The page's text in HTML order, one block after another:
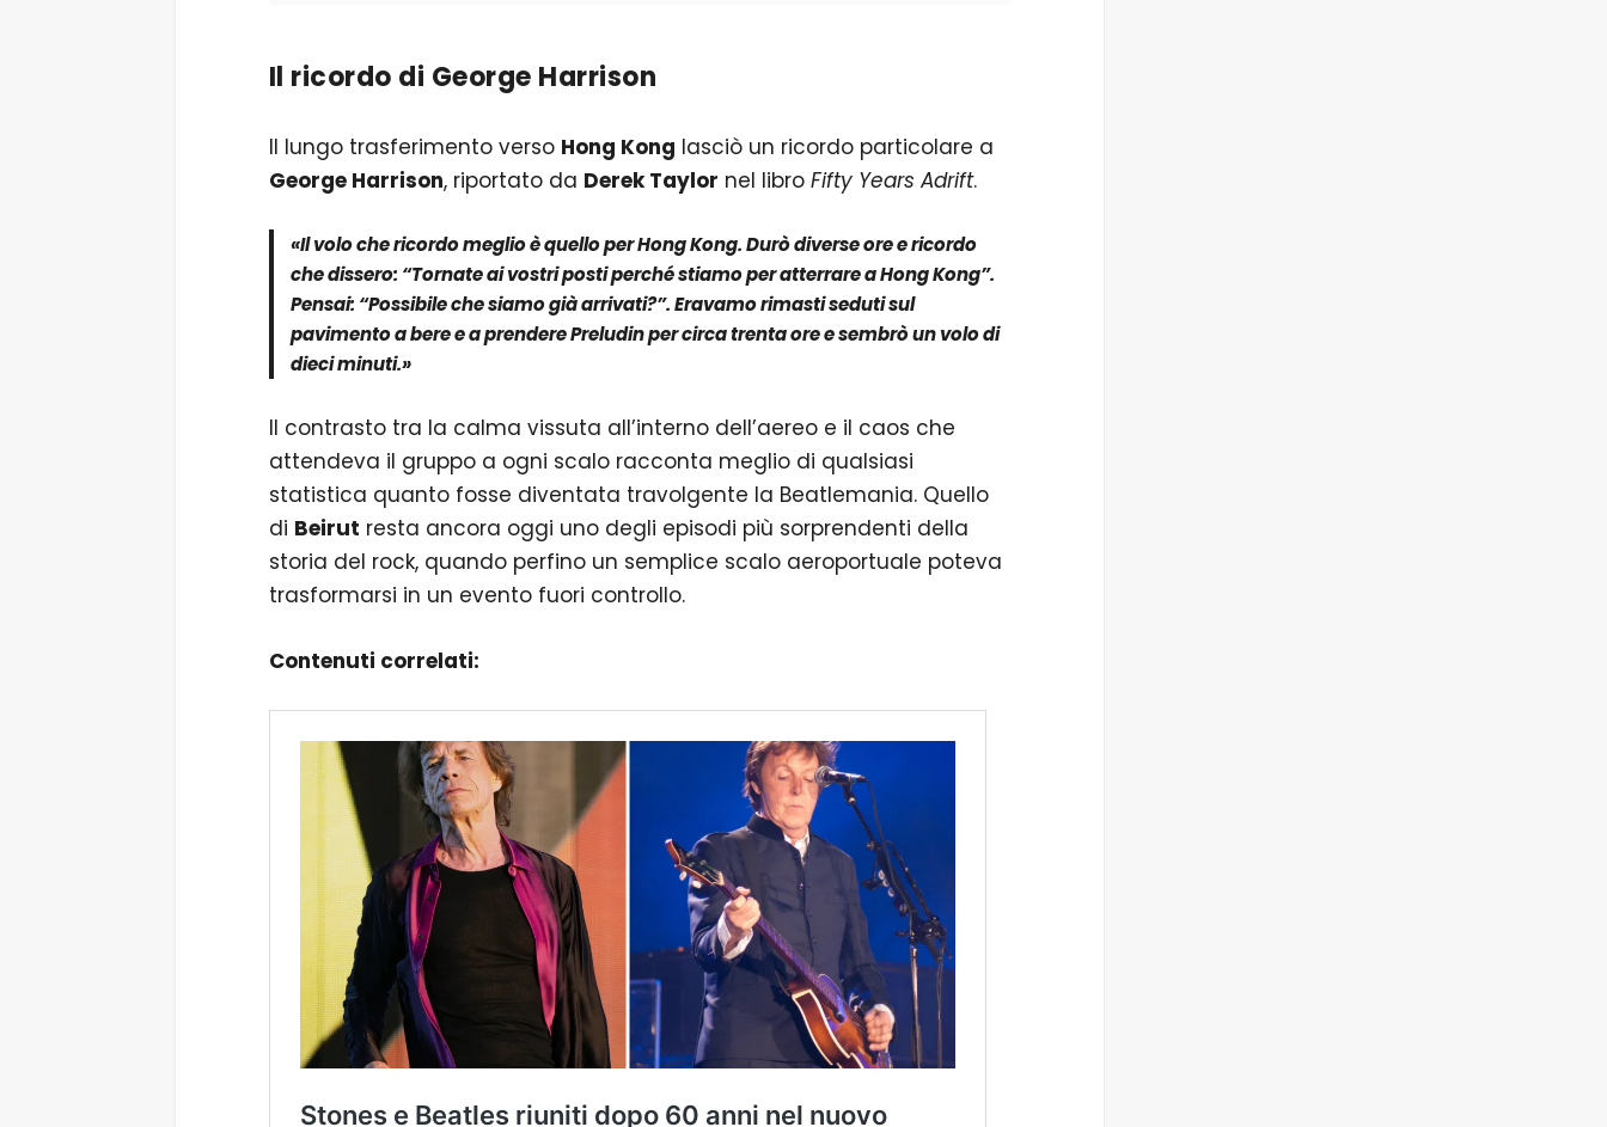
Il ricordo di George Harrison
Il lungo trasferimento verso Hong Kong lasciò un ricordo particolare a
George Harrison, riportato da Derek Taylor nel libro Fifty Years Adrift.
«Il volo che ricordo meglio è quello per Hong Kong. Durò diverse ore e ricordo
che dissero: “Tornate ai vostri posti perché stiamo per atterrare a Hong Kong”.
Pensai: “Possibile che siamo già arrivati?”. Eravamo rimasti seduti sul
pavimento a bere e a prendere Preludin per circa trenta ore e sembrò un volo di
dieci minuti.»
Il contrasto tra la calma vissuta all’interno dell’aereo e il caos che
attendeva il gruppo a ogni scalo racconta meglio di qualsiasi
statistica quanto fosse diventata travolgente la Beatlemania. Quello
di Beirut resta ancora oggi uno degli episodi più sorprendenti della
storia del rock, quando perfino un semplice scalo aeroportuale poteva
trasformarsi in un evento fuori controllo.
Contenuti correlati: